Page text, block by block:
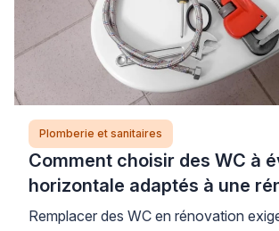
Plomberie et sanitaires
Comment choisir des WC à
horizontale adaptés à une
Remplacer des WC en rénovation